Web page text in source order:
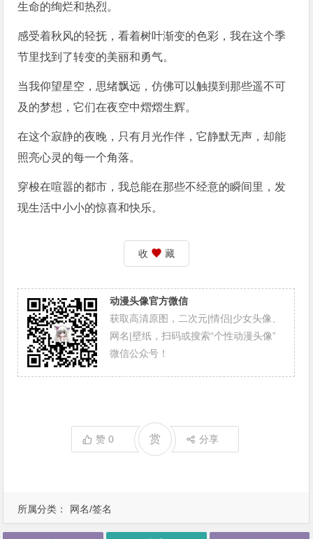
所属分类： 网名/签名
生命的绚烂和热烈。
感受着秋风的轻抚，看着树叶渐变的色彩，我在这个季
节里找到了转变的美丽和勇气。
当我仰望星空，思绪飘远，仿佛可以触摸到那些遥不可
及的梦想，它们在夜空中熠熠生辉。
在这个寂静的夜晚，只有月光作伴，它静默无声，却能
照亮心灵的每一个角落。
穿梭在喧嚣的都市，我总能在那些不经意的瞬间里，发
现生活中小小的惊喜和快乐。
收 藏
动漫头像官方微信
获取高清原图，二次元|情侣|少女头像、
网名|壁纸，扫码或搜索“个性动漫头像”
微信公众号！
赞0 赏 分享